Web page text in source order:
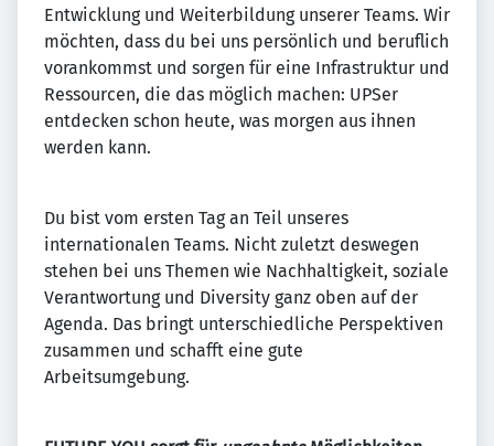
Entwicklung und Weiterbildung unserer Teams. Wir
möchten, dass du bei uns persönlich und beruflich
vorankommst und sorgen für eine Infrastruktur und
Ressourcen, die das möglich machen: UPSer
entdecken schon heute, was morgen aus ihnen
werden kann.
Du bist vom ersten Tag an Teil unseres
internationalen Teams. Nicht zuletzt deswegen
stehen bei uns Themen wie Nachhaltigkeit, soziale
Verantwortung und Diversity ganz oben auf der
Agenda. Das bringt unterschiedliche Perspektiven
zusammen und schafft eine gute
Arbeitsumgebung.